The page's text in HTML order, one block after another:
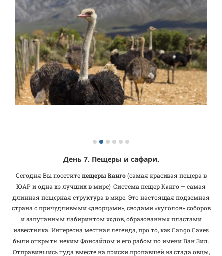
День 7. Пещеры и сафари.
Сегодня Вы посетитепещеры Канго(самая красивая пещера в
ЮАР и одна из лучших в мире). Система пещер Канго — самая
длинная пещерная структура в мире. Это настоящая подземная
страна с причудливыми «дворцами», сводами «куполов» соборов
и запутанным лабиринтом ходов, образованных пластами
известняка. Интересна местная легенда, про то, как Cango Caves
были открыты неким Фонсайлом и его рабом по имени Ван Зил.
Отправившись туда вместе на поиски пропавшей из стада овцы,